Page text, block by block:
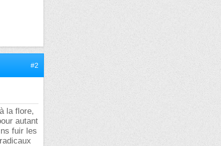
#2
la flore,
autant
fuir les